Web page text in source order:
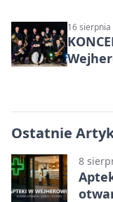
16
Ostatnie
8